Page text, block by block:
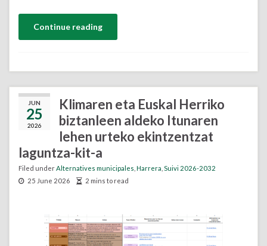
Continue reading
JUN
25
2026
Klimaren eta Euskal Herriko
biztanleen aldeko Itunaren
lehen urteko ekintzentzat
laguntza-kit-a
Filed underAlternatives municipales Harrera Suivi 2026-2032
25 June 2026
2 mins to read